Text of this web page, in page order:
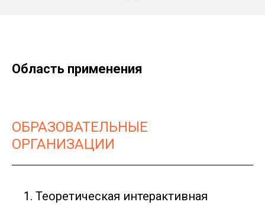
Область применения
ОБРАЗОВАТЕЛЬНЫЕ
ОРГАНИЗАЦИИ
Теоретическая интерактивная